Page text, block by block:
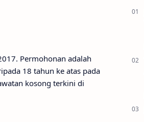
Permohonan adalah
18 tahun ke atas pada
kosong terkini di